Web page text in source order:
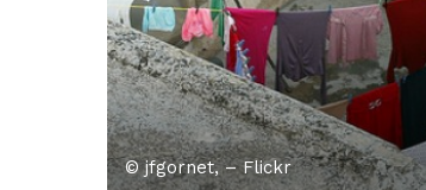
© jfgornet, – Flickr